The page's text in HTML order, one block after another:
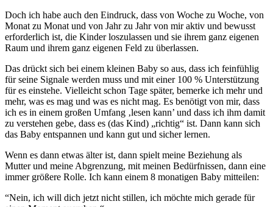
Doch ich habe auch den Eindruck, dass von Woche zu Woche, von
Monat zu Monat und von Jahr zu Jahr von mir aktiv und bewusst
erforderlich ist, die Kinder loszulassen und sie ihrem ganz eigenen
Raum und ihrem ganz eigenen Feld zu überlassen.
Das drückt sich bei einem kleinen Baby so aus, dass ich feinfühlig
für seine Signale werden muss und mit einer 100 % Unterstützung
für es einstehe. Vielleicht schon Tage später, bemerke ich mehr und
mehr, was es mag und was es nicht mag. Es benötigt von mir, dass
ich es in einem großen Umfang ‚lesen kann’ und dass ich ihm damit
zu verstehen gebe, dass es (das Kind) „richtig“ ist. Dann kann sich
das Baby entspannen und kann gut und sicher lernen.
Wenn es dann etwas älter ist, dann spielt meine Beziehung als
Mutter und meine Abgrenzung, mit meinen Bedürfnissen, dann eine
immer größere Rolle. Ich kann einem 8 monatigen Baby mitteilen:
“Nein, ich will dich jetzt nicht stillen, ich möchte mich gerade für